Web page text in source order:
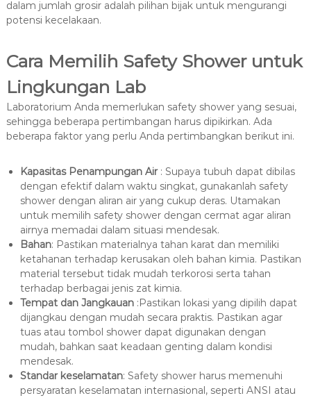
dalam jumlah grosir adalah pilihan bijak untuk mengurangi
potensi kecelakaan.
Cara Memilih Safety Shower untuk
Lingkungan Lab
Laboratorium Anda memerlukan safety shower yang sesuai,
sehingga beberapa pertimbangan harus dipikirkan. Ada
beberapa faktor yang perlu Anda pertimbangkan berikut ini.
Kapasitas Penampungan Air: Supaya tubuh dapat dibilas
dengan efektif dalam waktu singkat, gunakanlah safety
shower dengan aliran air yang cukup deras. Utamakan
untuk memilih safety shower dengan cermat agar aliran
airnya memadai dalam situasi mendesak.
Bahan: Pastikan materialnya tahan karat dan memiliki
ketahanan terhadap kerusakan oleh bahan kimia. Pastikan
material tersebut tidak mudah terkorosi serta tahan
terhadap berbagai jenis zat kimia.
Tempat dan Jangkauan:Pastikan lokasi yang dipilih dapat
dijangkau dengan mudah secara praktis. Pastikan agar
tuas atau tombol shower dapat digunakan dengan
mudah, bahkan saat keadaan genting dalam kondisi
mendesak.
Standar keselamatan: Safety shower harus memenuhi
persyaratan keselamatan internasional, seperti ANSI atau